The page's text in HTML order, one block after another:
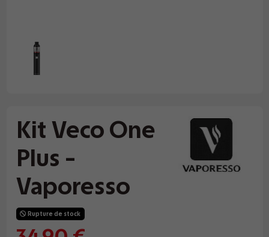
Kit Veco One
Plus -
Vaporesso
Rupture de stock